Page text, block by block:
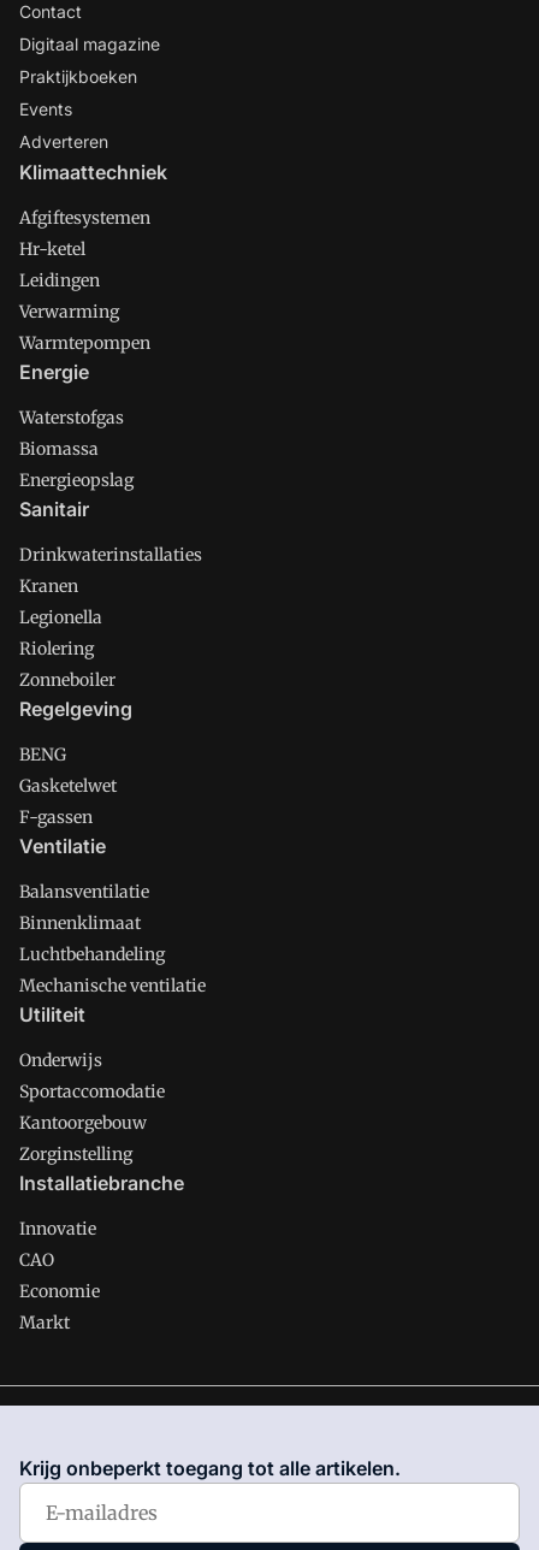
Contact
Digitaal magazine
Praktijkboeken
Events
Adverteren
Klimaattechniek
Afgiftesystemen
Hr-ketel
Leidingen
Verwarming
Warmtepompen
Energie
Waterstofgas
Biomassa
Energieopslag
Sanitair
Drinkwaterinstallaties
Kranen
Legionella
Riolering
Zonneboiler
Regelgeving
BENG
Gasketelwet
F-gassen
Ventilatie
Balansventilatie
Binnenklimaat
Luchtbehandeling
Mechanische ventilatie
Utiliteit
Onderwijs
Sportaccomodatie
Kantoorgebouw
Zorginstelling
Installatiebranche
Innovatie
CAO
Economie
Markt
waar VMN media voor staat. Op gebruik van deze site zijn de
volgende regelingen van toepassing:Algemene Voorwaarden
Privacy en Cookie beleid
Krijg onbeperkt toegang tot alle artikelen.